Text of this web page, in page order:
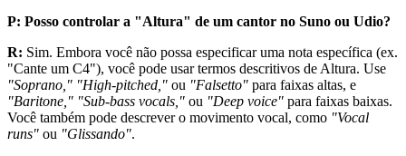
P: Posso controlar a "Altura" de um cantor no Suno ou Udio?
R: Sim. Embora você não possa especificar uma nota específica (ex.
"Cante um C4"), você pode usar termos descritivos de Altura. Use
"Soprano," "High-pitched," ou "Falsetto" para faixas altas, e
"Baritone," "Sub-bass vocals," ou "Deep voice" para faixas baixas.
Você também pode descrever o movimento vocal, como "Vocal
runs" ou "Glissando".